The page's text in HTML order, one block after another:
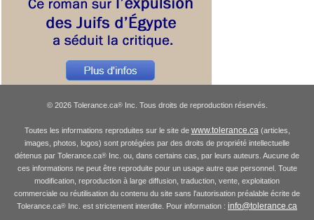
© 2026 Tolerance.ca®Inc. Tous droits de reproduction réservés.
Toutes les informations reproduites sur le site de www.tolerance.ca (articles,
images, photos, logos) sont protégées par des droits de propriété intellectuelle
détenus par Tolerance.ca® Inc. ou, dans certains cas, par leurs auteurs. Aucune de
ces informations ne peut être reproduite pour un usage autre que personnel. Toute
modification, reproduction à large diffusion, traduction, vente, exploitation
commerciale ou réutilisation du contenu du site sans l'autorisation préalable écrite de
Tolerance.ca® Inc. est strictement interdite. Pour information : info@tolerance.ca